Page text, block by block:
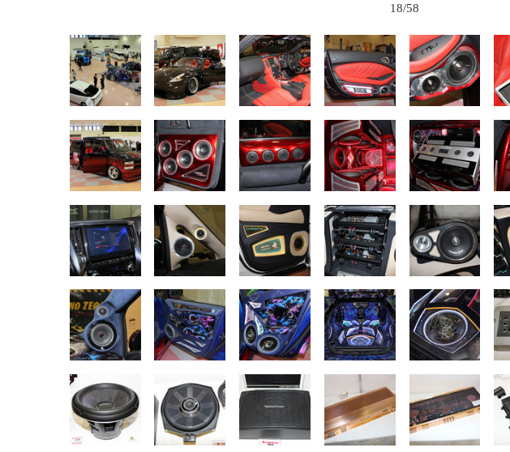
18/58